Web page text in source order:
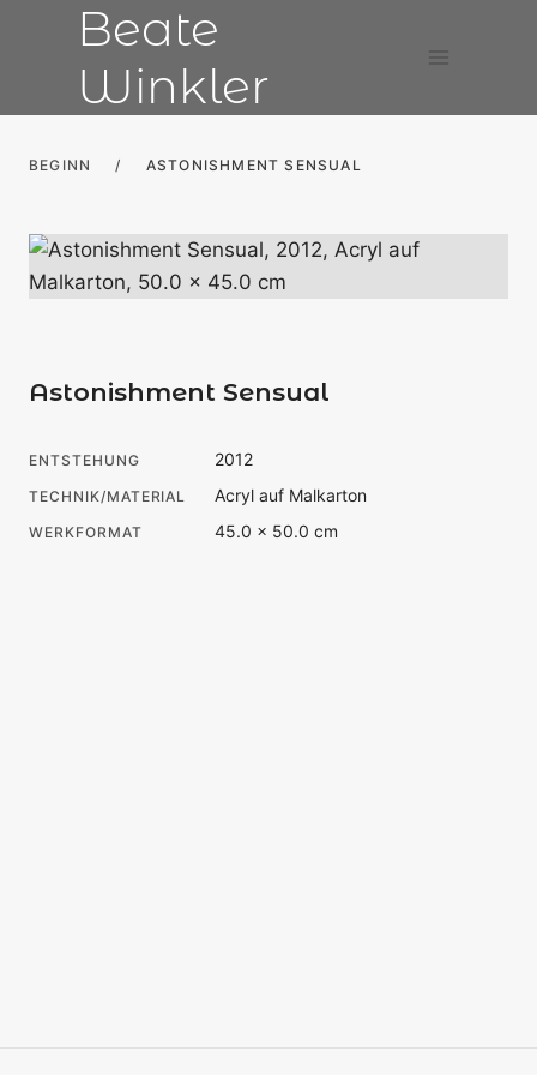
Beate
Winkler
BEGINN / ASTONISHMENT SENSUAL
Astonishment Sensual
ENTSTEHUNG 2012
TECHNIK/MATERIAL Acryl auf Malkarton
WERKFORMAT 45.0 × 50.0 cm